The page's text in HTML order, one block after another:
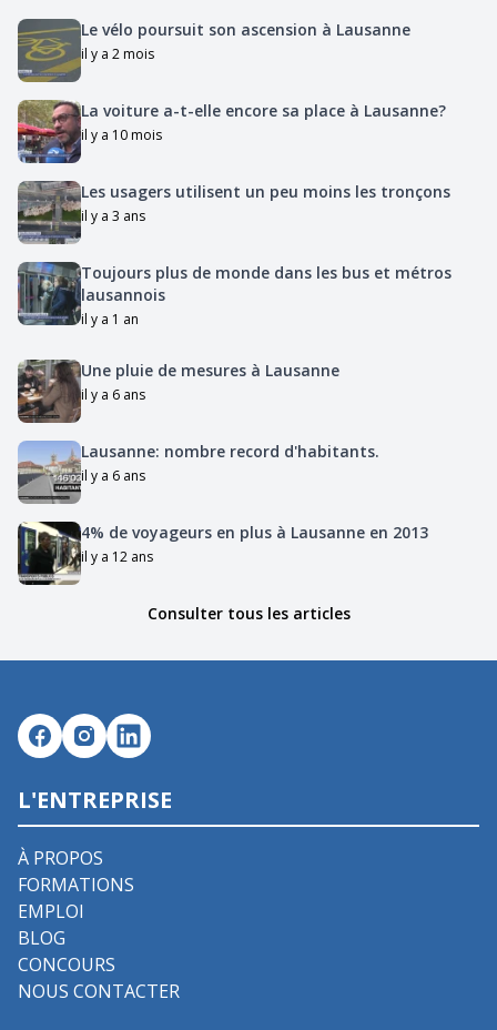
Le vélo poursuit son ascension à Lausanne
il y a 2 mois
La voiture a-t-elle encore sa place à Lausanne?
il y a 10 mois
Les usagers utilisent un peu moins les tronçons
il y a 3 ans
Toujours plus de monde dans les bus et métros
lausannois
il y a 1 an
Une pluie de mesures à Lausanne
il y a 6 ans
Lausanne: nombre record d'habitants.
il y a 6 ans
4% de voyageurs en plus à Lausanne en 2013
il y a 12 ans
Consulter tous les articles
L'ENTREPRISE
À PROPOS
FORMATIONS
EMPLOI
BLOG
CONCOURS
NOUS CONTACTER